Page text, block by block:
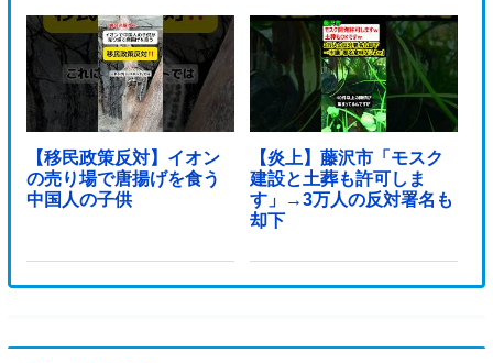
【移民政策反対】イオン
の売り場で唐揚げを食う
中国人の子供
【炎上】藤沢市「モスク
建設と土葬も許可しま
す」→3万人の反対署名も
却下